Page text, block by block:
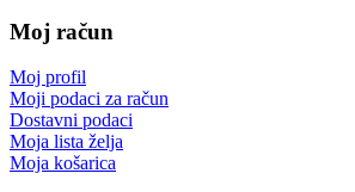
Moj račun
Moj profil
Moji podaci za račun
Dostavni podaci
Moja lista želja
Moja košarica